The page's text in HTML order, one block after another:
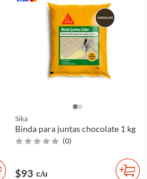
Sika
Binda para juntas chocolate 1 kg
(0)
$93 c/u